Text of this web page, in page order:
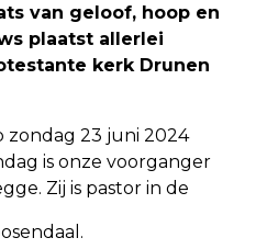
van geloof, hoop en
plaatst allerlei
kerk Drunen
zondag 23 juni 2024
is onze voorganger
Zij is pastor in de